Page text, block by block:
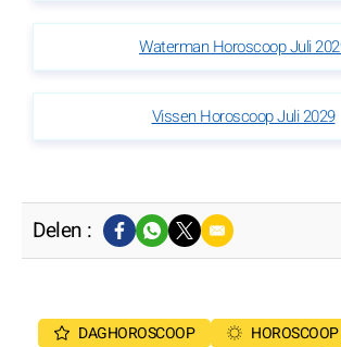
Waterman Horoscoop Juli
Vissen Horoscoop Juli 2029
Delen :
DAGHOROSCOOP